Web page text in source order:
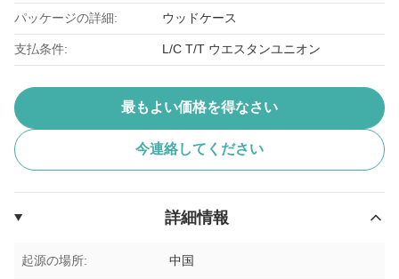
パッケージの詳細: ウッドケース
支払条件: L/C T/T ウエスタンユニオン
最もよい価格を得なさい
今連絡してください
詳細情報
起源の場所: 中国